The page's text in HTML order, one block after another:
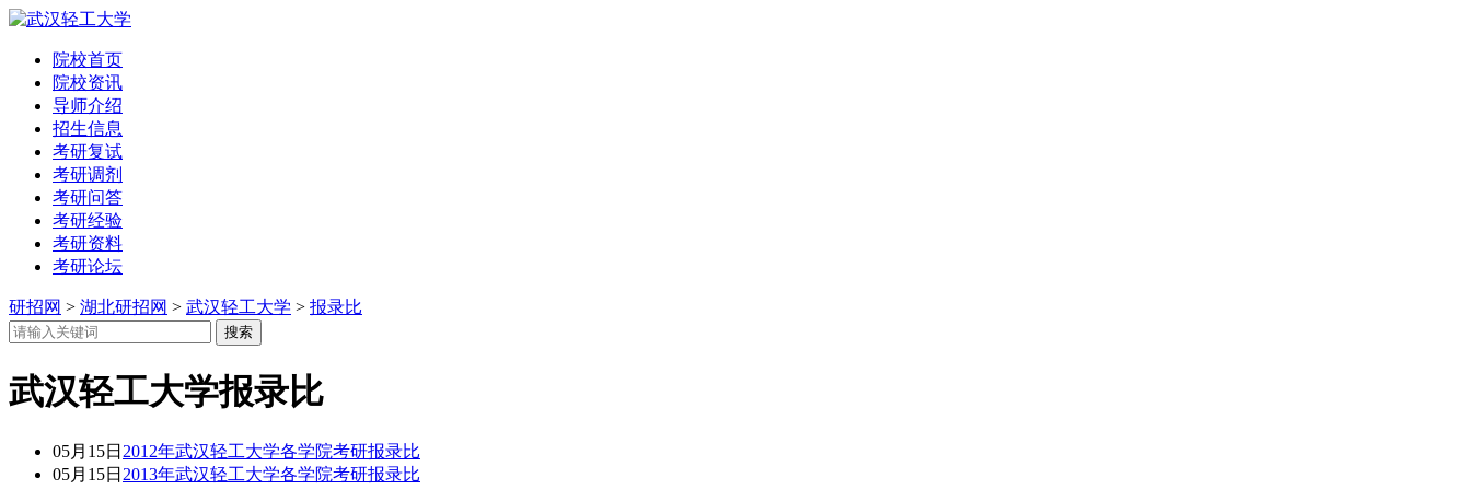
院校首页
院校资讯
导师介绍
招生信息
考研复试
考研调剂
考研问答
考研经验
考研资料
考研论坛
研招网 > 湖北研招网 > 武汉轻工大学 > 报录比
武汉轻工大学报录比
05月15日 2012年武汉轻工大学各学院考研报录比
05月15日 2013年武汉轻工大学各学院考研报录比